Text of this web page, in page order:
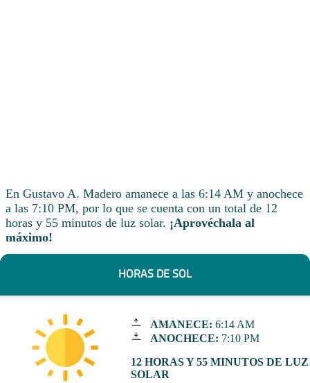
En Gustavo A. Madero amanece a las 6:14 AM y anochece
a las 7:10 PM, por lo que se cuenta con un total de 12
horas y 55 minutos de luz solar. ¡Aprovéchala al
máximo!
HORAS DE SOL
AMANECE: 6:14 AM
ANOCHECE: 7:10 PM
12 HORAS Y 55 MINUTOS DE LUZ
SOLAR